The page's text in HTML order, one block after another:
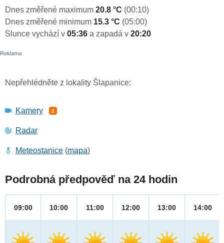
Dnes změřené maximum 20.8 °C (00:10)
Dnes změřené minimum 15.3 °C (05:00)
Slunce vychází v 05:36 a zapadá v 20:20
Nepřehlédněte z lokality Šlapanice:
Kamery 2
Radar
Meteostanice (mapa)
Podrobná předpověď na 24 hodin
09:00 10:00 11:00 12:00 13:00 14:00